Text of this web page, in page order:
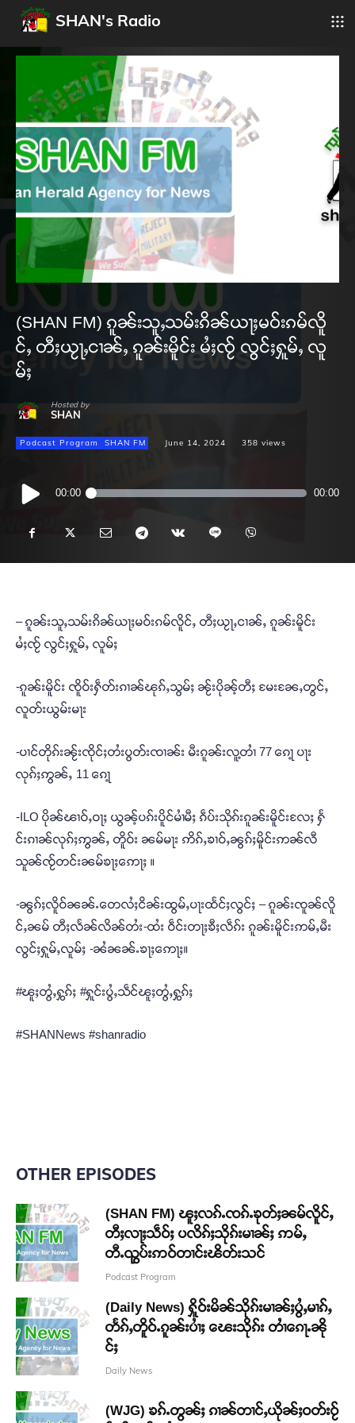
SHAN's Radio
(SHAN FM) ၵူၼ်းသူႇသမ်းၵိၼ်ယႃႈမဝ်းၵမ်လိူ
င်ႇ တီႈယႂႃႇငၢၼ်ႇ ၵူၼ်းမိူင်း မႆႈၸႂ် လွင်ႈႁူမ်ႇ လူ
မ်ႈ
Hosted by
SHAN
Podcast Program SHAN FM June 14, 2024 358 views
Audio
Player
00:00 00:00
– ၵူၼ်းသူႇသမ်းၵိၼ်ယႃႈမဝ်းၵမ်လိူင်ႇ တီႈယႂႃႇငၢၼ်ႇ ၵူၼ်းမိူင်း
မႆႈၸႂ် လွင်ႈႁူမ်ႇ လူမ်ႈ
-ၵူၼ်းမိူင်း ၸိူဝ်းႁဵတ်းၵၢၼ်ၽုၵ်ႇသွမ်ႈ ၼႂ်းပိုၼ့်တီႈ မႄးၼႄႇတွင်ႇ
လူတ်းယွမ်းမႃး
-ပၢင်တိုၵ်းၼႂ်းၸိုင်ႈတႆးပွတ်းၸၢၼ်း မီးၵူၼ်းလူ့တၢႆ 77 ၵေႃ့ ပႃး
လုၵ်ႈဢွၼ်ႇ 11 ၵေႃ့
-ILO ပိုၼ်ၽၢဝ်ႇဝႃႈ ယွၼ့်ပၵ်းပိူင်မၢႆမီႈ ၵဵပ်းသိုၵ်းၵူၼ်းမိူင်းလႄႈ ႁႅ
င်းၵၢၼ်လုၵ်ႈဢွၼ်ႇ တိူဝ်း ၼမ်မႃး ဢိၵ်ႇၶၢဝ်ႇၼွၵ်ႈမိူင်းဢၼ်လီ
သူၼ်ၸႂ်တင်းၼမ်ၶႃႈဢေႃႈ ။
-ၼွၵ်ႈလိူဝ်ၼၼ်ႉတေလႆႈငိၼ်းထွမ်ႇပႃးထႅင်ႈလွင်ႈ – ၵူၼ်းၸူၼ်လိူ
င်ႇၼမ် တီႈလႅၼ်လိၼ်တႆး-ထႆး ဝဵင်းတႃႈၶီႈလဵၵ်း ၵူၼ်းမိူင်းဢမ်ႇမီး
လွင်ႈႁူမ်ႇလူမ်ႈ -ၼႆၼၼ်ႉၶႃႈဢေႃႈ။
#ၽူႈတွႆႇႁွၵ်ႈ #ႁူင်းပွႆႇသဵင်ၽူႈတွႆႇႁွၵ်ႈ
#SHANNews #shanradio
OTHER EPISODES
(SHAN FM) ၽူႈလၵ်ႉၸၵ်ႉၶုတ်ႈၼမ်လိူင်ႇ
တီႈလႃႈသဵဝ်ႈ ပလိၵ်ႈသိုၵ်းမၢၼ်ႈ ဢမ်ႇ
တီႉၺွပ်းဢဝ်တၢင်းၽိတ်းသင်
Podcast Program
(Daily News) ႁိူဝ်းမိၼ်သိုၵ်းမၢၼ်ႈပွႆႇမၢၵ်ႇ
တႅၵ်ႇတိူဝ်ႉၵူၼ်းပၢႆႈ ၽေးသိုၵ်း တၢႆၵေႃႉၼို
င်ႈ
Daily News
(WJG) ၶၵ်ႉတွၼ်ႈ ၵၢၼ်တၢင်ႇယိုၼ်ႈဝတ်းဝႂ်